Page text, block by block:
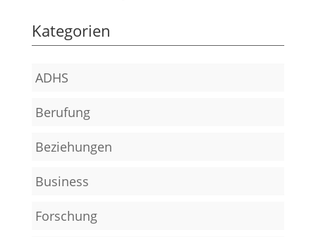
Kategorien
ADHS
Berufung
Beziehungen
Business
Forschung